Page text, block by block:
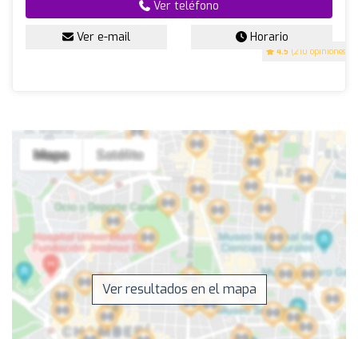
4.5 (210 opiniones)
Ver teléfono
Ver e-mail Horario
Ver resultados en el mapa